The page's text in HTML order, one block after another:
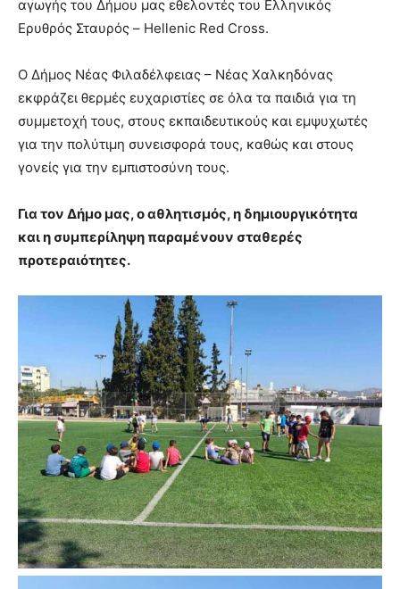
αγωγής του Δήμου μας εθελοντές του Ελληνικός
Ερυθρός Σταυρός – Hellenic Red Cross.
Ο Δήμος Νέας Φιλαδέλφειας – Νέας Χαλκηδόνας
εκφράζει θερμές ευχαριστίες σε όλα τα παιδιά για τη
συμμετοχή τους, στους εκπαιδευτικούς και εμψυχωτές
για την πολύτιμη συνεισφορά τους, καθώς και στους
γονείς για την εμπιστοσύνη τους.
Για τον Δήμο μας, ο αθλητισμός, η δημιουργικότητα
και η συμπερίληψη παραμένουν σταθερές
προτεραιότητες.